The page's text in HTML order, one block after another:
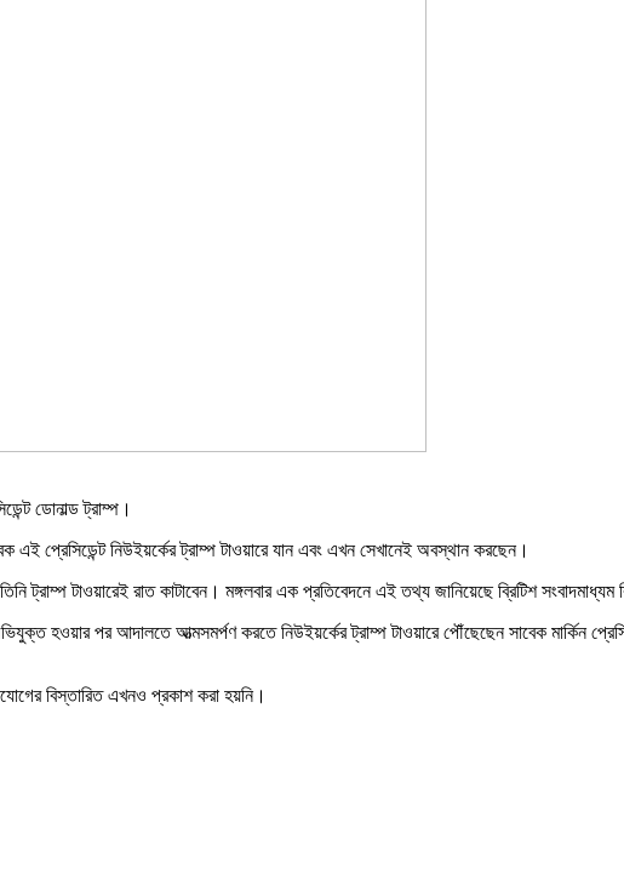
ডোনাল্ড ট্রাম্প।
প্রেসিডেন্ট নিউইয়র্কের ট্রাম্প টাওয়ারে যান এবং এখন সেখানেই অবস্থান করছেন।
টাওয়ারেই রাত কাটাবেন। মঙ্গলবার এক প্রতিবেদনে এই তথ্য জানিয়েছে ব্রিটিশ সংবাদমাধ্যম
হওয়ার পর আদালতে আত্মসমর্পণ করতে নিউইয়র্কের ট্রাম্প টাওয়ারে পৌঁছেছেন সাবেক মার্কিন
বিস্তারিত এখনও প্রকাশ করা হয়নি।